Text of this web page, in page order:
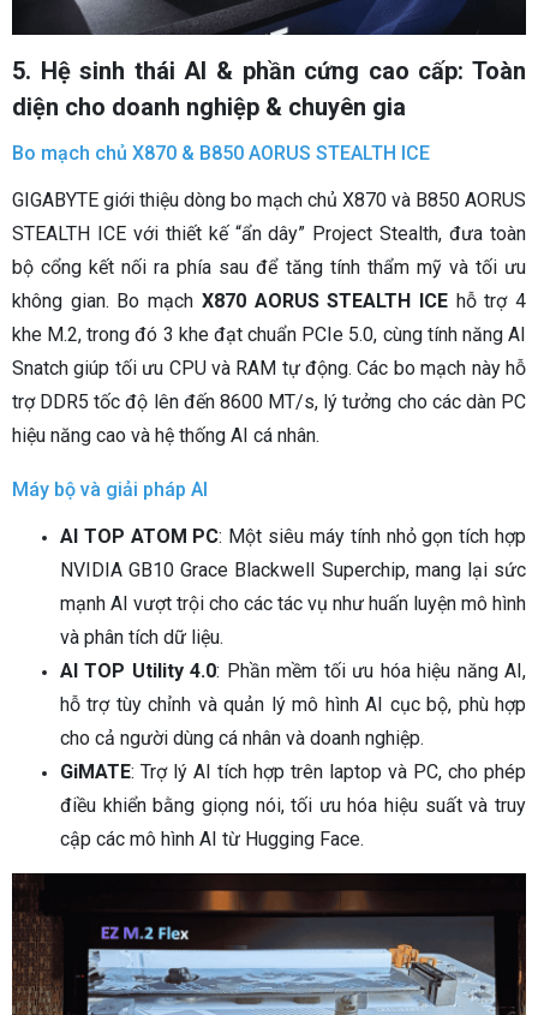
5. Hệ sinh thái AI & phần cứng cao cấp: Toàn
diện cho doanh nghiệp & chuyên gia
Bo mạch chủ X870 & B850 AORUS STEALTH ICE
GIGABYTE giới thiệu dòng bo mạch chủ X870 và B850 AORUS
STEALTH ICE với thiết kế “ẩn dây” Project Stealth, đưa toàn
bộ cổng kết nối ra phía sau để tăng tính thẩm mỹ và tối ưu
không gian. Bo mạch X870 AORUS STEALTH ICEhỗ trợ 4
khe M.2, trong đó 3 khe đạt chuẩn PCIe 5.0, cùng tính năng AI
Snatch giúp tối ưu CPU và RAM tự động. Các bo mạch này hỗ
trợ DDR5 tốc độ lên đến 8600 MT/s, lý tưởng cho các dàn PC
hiệu năng cao và hệ thống AI cá nhân.
Máy bộ và giải pháp AI
AI TOP ATOM PC: Một siêu máy tính nhỏ gọn tích hợp
NVIDIA GB10 Grace Blackwell Superchip, mang lại sức
mạnh AI vượt trội cho các tác vụ như huấn luyện mô hình
và phân tích dữ liệu.
AI TOP Utility 4.0: Phần mềm tối ưu hóa hiệu năng AI,
hỗ trợ tùy chỉnh và quản lý mô hình AI cục bộ, phù hợp
cho cả người dùng cá nhân và doanh nghiệp.
GiMATE: Trợ lý AI tích hợp trên laptop và PC, cho phép
điều khiển bằng giọng nói, tối ưu hóa hiệu suất và truy
cập các mô hình AI từ Hugging Face.